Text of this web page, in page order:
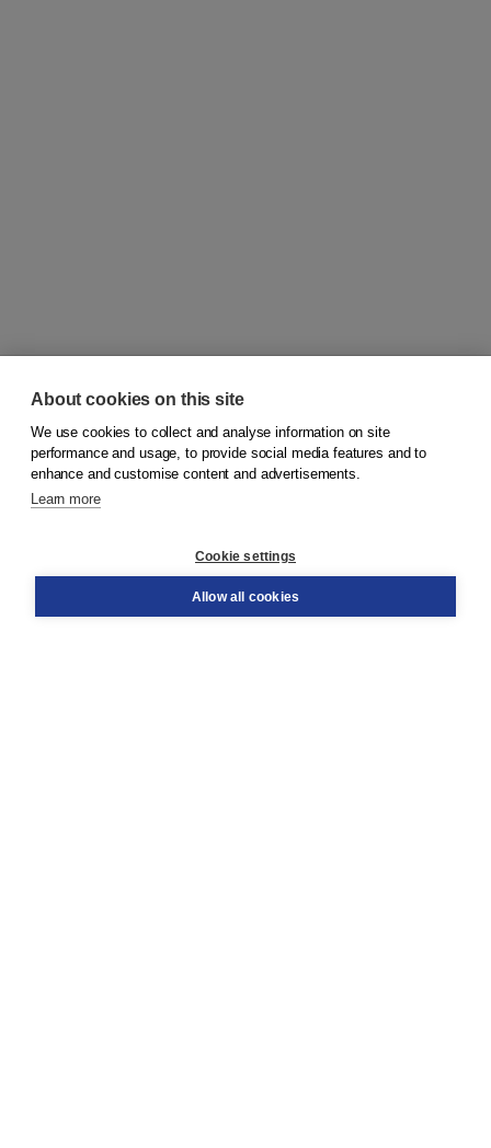
© 2026Koninklijke Boom uitgevers
Order
About cookies on this site
We use cookies to collect and analyse information on site
performance and usage, to provide social media features and to
enhance and customise content and advertisements.
Learn more
Cookie settings
Allow all cookies